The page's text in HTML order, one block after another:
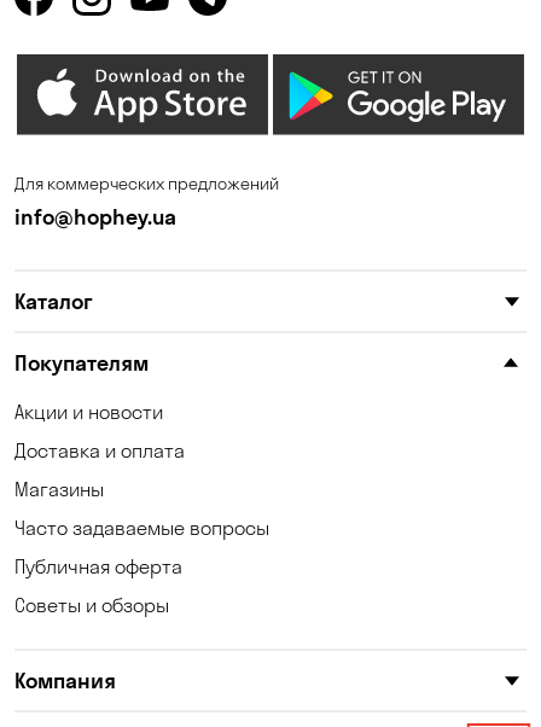
Горишние Плавни
Елизаветовка Зазимье
Калиновка
Клинцы
Корсунцы
Коцюбинское
Кривой Рог
Кропивницкий
Для коммерческих предложений
info@hophey.ua
Каталог
Покупателям
Акции и новости
Доставка и оплата
Магазины
Часто задаваемые вопросы
Публичная оферта
Советы и обзоры
Компания